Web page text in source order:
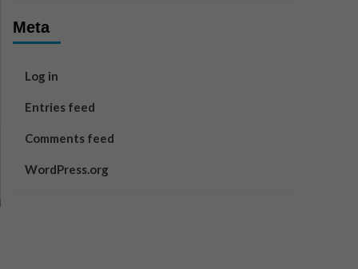
Meta
Log in
Entries feed
Comments feed
WordPress.org